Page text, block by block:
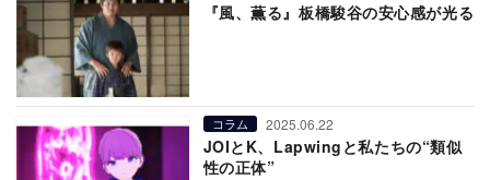
『風、薫る』板橋駿谷の安心感が光る
コラム 2025.06.22
JOIとK、Lapwingと私たちの“類似
性の正体”